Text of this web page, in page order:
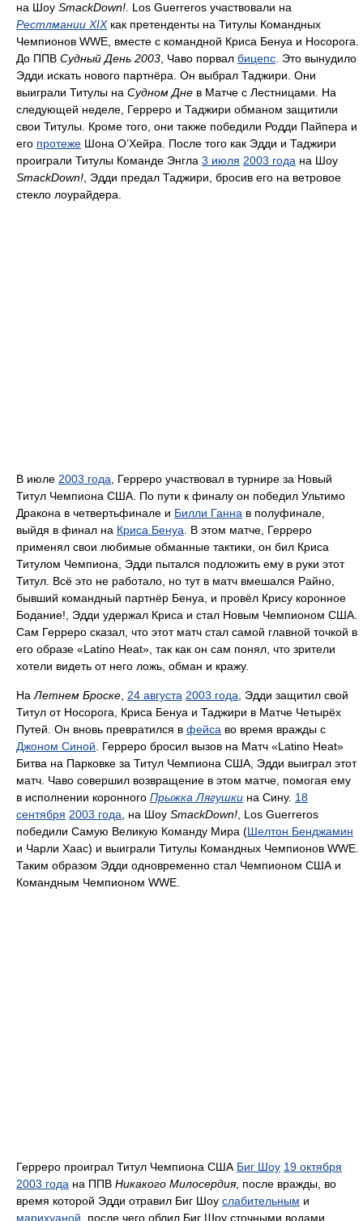
на Шоу SmackDown! . Los Guerreros участвовали на
Рестлмании XIXкак претенденты на Титулы Командных
Чемпионов WWE, вместе с командной Криса Бенуа и Носорога.
До ППВ Судный День 2003 , Чаво порвал бицепс . Это вынудило
Эдди искать нового партнёра. Он выбрал Таджири. Они
выиграли Титулы на Судном Дне в Матче с Лестницами. На
следующей неделе, Герреро и Таджири обманом защитили
свои Титулы. Кроме того, они также победили Родди Пайпера и
его протеже Шона О’Хейра. После того как Эдди и Таджири
проиграли Титулы Команде Энгла 3 июля 2003 года на Шоу
SmackDown! , Эдди предал Таджири, бросив его на ветровое
стекло лоурайдера.
В июле 2003 года , Герреро участвовал в турнире за Новый
Титул Чемпиона США. По пути к финалу он победил Ультимо
Дракона в четвертьфинале и Билли Ганна в полуфинале,
выйдя в финал на Криса Бенуа . В этом матче, Герреро
применял свои любимые обманные тактики, он бил Криса
Титулом Чемпиона, Эдди пытался подложить ему в руки этот
Титул. Всё это не работало, но тут в матч вмешался Райно,
бывший командный партнёр Бенуа, и провёл Крису коронное
Бодание!, Эдди удержал Криса и стал Новым Чемпионом США.
Сам Герреро сказал, что этот матч стал самой главной точкой в
его образе «Latino Heat», так как он сам понял, что зрители
хотели видеть от него ложь, обман и кражу.
На Летнем Броске 24 августа 2003 года , Эдди защитил свой
Титул от Носорога, Криса Бенуа и Таджири в Матче Четырёх
Путей. Он вновь превратился в фейса во время вражды с
Джоном Синой . Герреро бросил вызов на Матч «Latino Heat»
Битва на Парковке за Титул Чемпиона США, Эдди выиграл этот
матч. Чаво совершил возвращение в этом матче, помогая ему
в исполнении коронного Прыжка Лягушки на Сину. 18
сентября 2003 года , на Шоу SmackDown! , Los Guerreros
победили Самую Великую Команду Мира (Шелтон Бенджамин
и Чарли Хаас) и выиграли Титулы Командных Чемпионов WWE.
Таким образом Эдди одновременно стал Чемпионом США и
Командным Чемпионом WWE.
Герреро проиграл Титул Чемпиона США Биг Шоу 19 октября
2003 года на ППВ Никакого Милосердия, после вражды, во
время которой Эдди отравил Биг Шоу слабительным и
марихуаной , после чего облил Биг Шоу сточными водами.